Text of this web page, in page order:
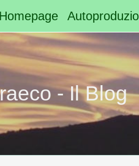
Homepage
- Il Blog